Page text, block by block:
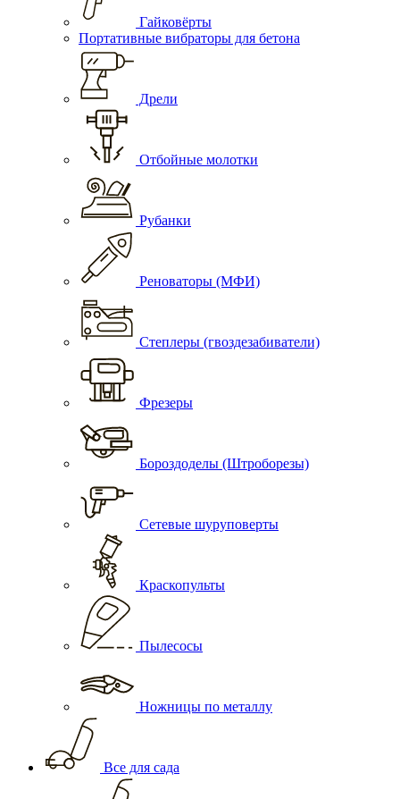
Гайковёрты
Портативные вибраторы для бетона
Дрели
Отбойные молотки
Рубанки
Реноваторы (МФИ)
Степлеры (гвоздезабиватели)
Фрезеры
Бороздоделы (Штроборезы)
Сетевые шуруповерты
Краскопульты
Пылесосы
Ножницы по металлу
Все для сада